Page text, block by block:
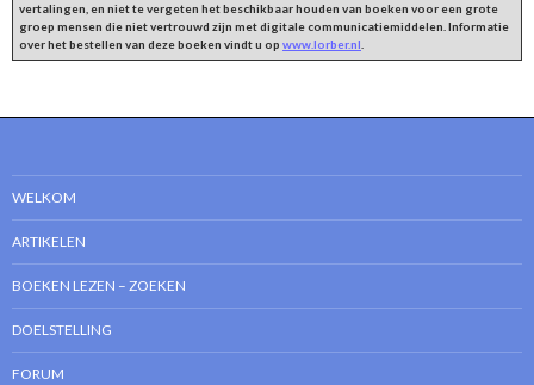
vertalingen, en niet te vergeten het beschikbaar houden van boeken voor een grote
groep mensen die niet vertrouwd zijn met digitale communicatiemiddelen. Informatie
over het bestellen van deze boeken vindt u op www.lorber.nl
WELKOM
ARTIKELEN
BOEKEN LEZEN – ZOEKEN
DOELSTELLING
FORUM